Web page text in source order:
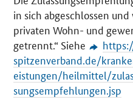
in sich abgeschlossen
privaten Wohn- und
getrennt.“ Siehe
spitzenverband.de/
eistungen/heilmittel/
sungsempfehlungen.jsp